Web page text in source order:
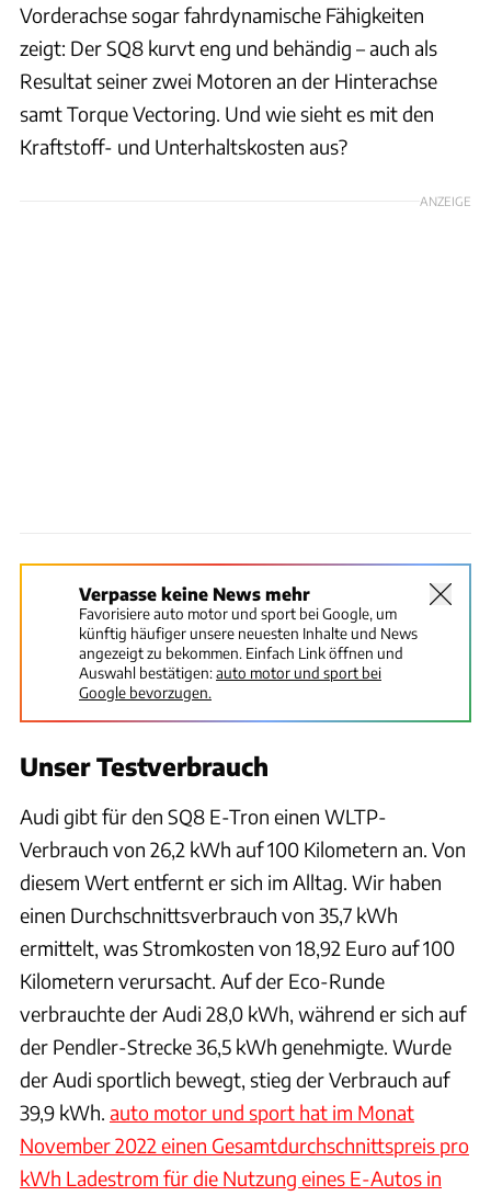
Vorderachse sogar fahrdynamische Fähigkeiten
zeigt: Der SQ8 kurvt eng und behändig – auch als
Resultat seiner zwei Motoren an der Hinterachse
samt Torque Vectoring. Und wie sieht es mit den
Kraftstoff- und Unterhaltskosten aus?
ANZEIGE
Verpasse keine News mehr
Favorisiere auto motor und sport bei Google, um
künftig häufiger unsere neuesten Inhalte und News
angezeigt zu bekommen. Einfach Link öffnen und
Auswahl bestätigen:auto motor und sport bei
Google bevorzugen.
Unser Testverbrauch
Audi gibt für den SQ8 E-Tron einen WLTP-
Verbrauch von 26,2 kWh auf 100 Kilometern an. Von
diesem Wert entfernt er sich im Alltag. Wir haben
einen Durchschnittsverbrauch von 35,7 kWh
ermittelt, was Stromkosten von 18,92 Euro auf 100
Kilometern verursacht. Auf der Eco-Runde
verbrauchte der Audi 28,0 kWh, während er sich auf
der Pendler-Strecke 36,5 kWh genehmigte. Wurde
der Audi sportlich bewegt, stieg der Verbrauch auf
39,9 kWh. auto motor und sport hat im Monat
November 2022 einen Gesamtdurchschnittspreis pro
kWh Ladestrom für die Nutzung eines E-Autos in